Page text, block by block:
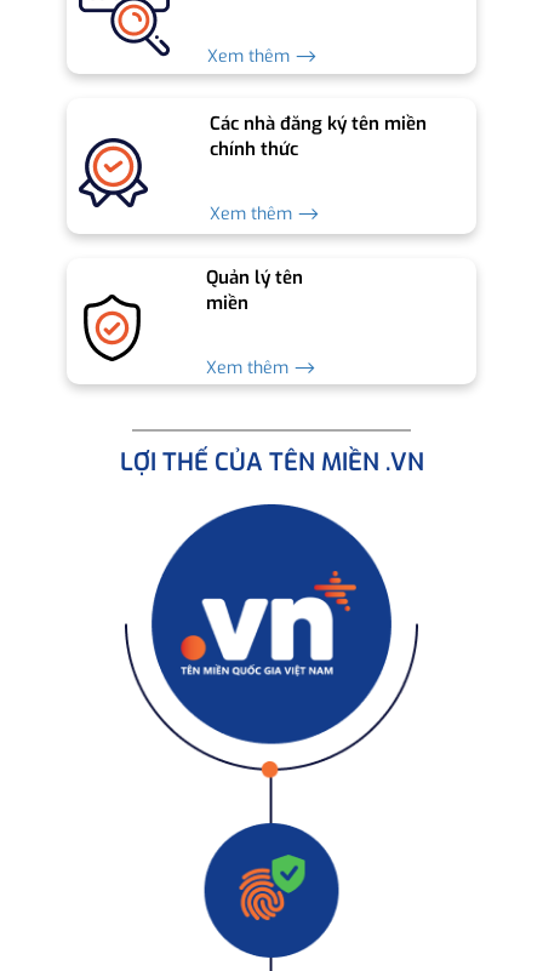
Xem thêm ⟶
Các nhà đăng ký tên miền
chính thức
Xem thêm ⟶
Quản lý tên
miền
Xem thêm ⟶
LỢI THẾ CỦA TÊN MIỀN .VN